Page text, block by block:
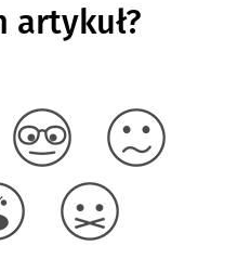
artykuł?